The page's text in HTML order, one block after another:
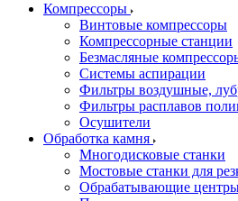
Компрессоры
Винтовые компрессоры
Компрессорные станции
Безмасляные
Системы аспирации
Фильтры воздушные,
Фильтры расплавов
Осушители
Обработка камня
Многодисковые станки
Мостовые станки для
Обрабатывающие